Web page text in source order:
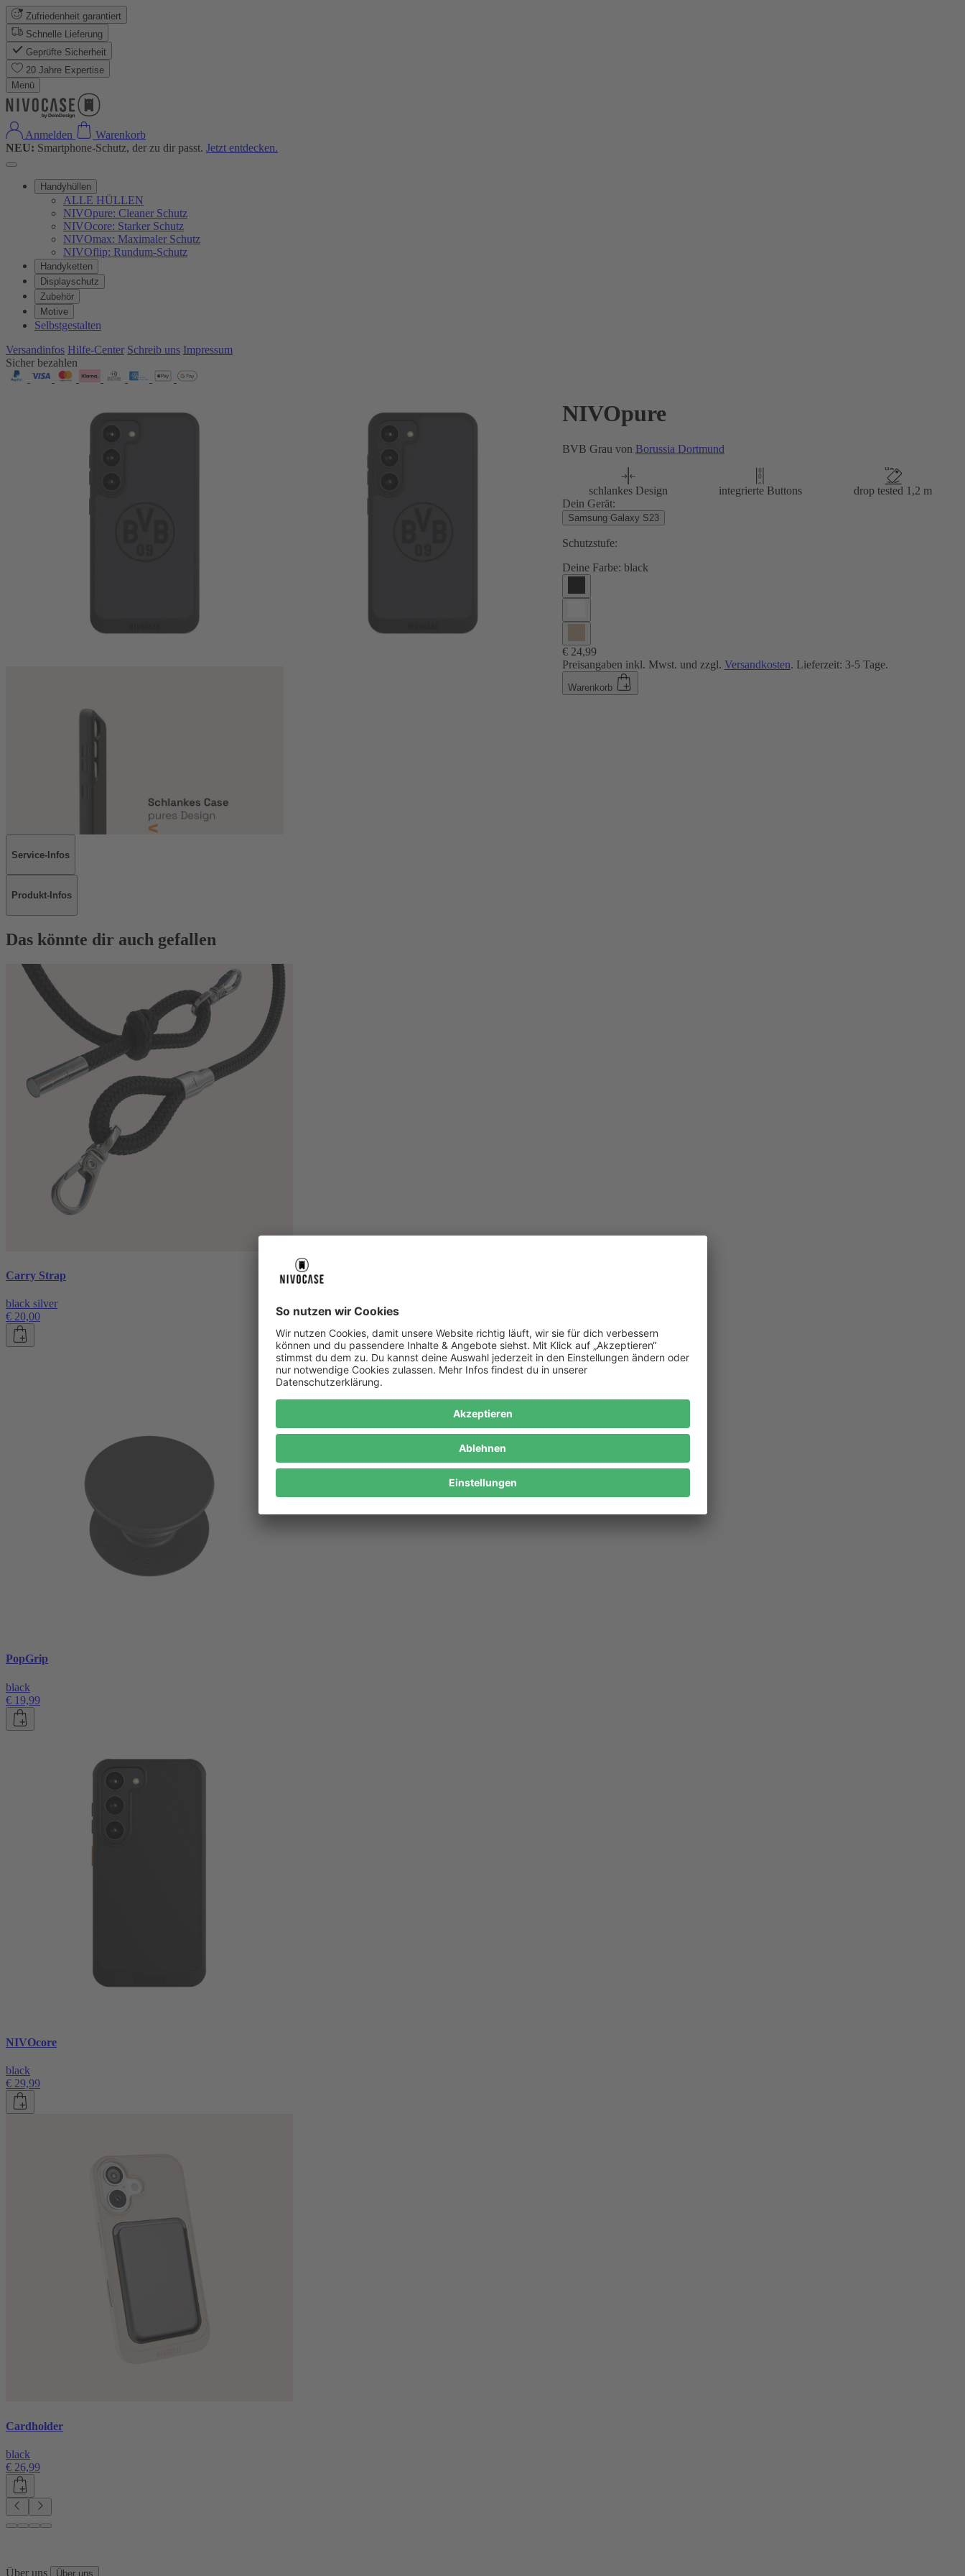
Zufriedenheit garantiert
Schnelle Lieferung
Geprüfte Sicherheit
20 Jahre Expertise
Menü
Anmelden
Warenkorb
NEU: Smartphone-Schutz, der zu dir passt. Jetzt entdecken.
Handyhüllen
ALLE HÜLLEN
NIVOpure: Cleaner Schutz
NIVOcore: Starker Schutz
NIVOmax: Maximaler Schutz
NIVOflip: Rundum-Schutz
Handyketten
Displayschutz
Zubehör
Motive
Selbstgestalten
Versandinfos Hilfe-Center Schreib uns Impressum
Sicher bezahlen
NIVOpure
BVB Grau von Borussia Dortmund
schlankes Design integrierte Buttons
drop tested 1,2 m
Dein Gerät:
Samsung Galaxy S23
Schutzstufe:
Deine Farbe: black
€ 24,99
Preisangaben inkl. Mwst. und zzgl. Versandkosten. Lieferzeit: 3-5 Tage.
Warenkorb
Service-Infos
Produkt-Infos
Das könnte dir auch gefallen
Carry Strap
black silver
€ 20,00
PopGrip
black
€ 19,99
NIVOcore
black
€ 29,99
Cardholder
black
€ 26,99
Über uns Über uns